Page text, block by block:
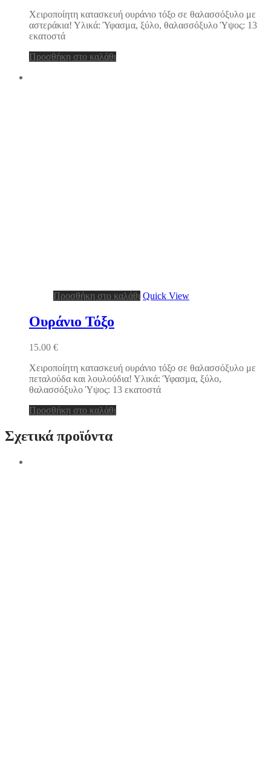
Χειροποίητη κατασκευή ουράνιο τόξο σε θαλασσόξυλο με
αστεράκια! Υλικά: Ύφασμα, ξύλο, θαλασσόξυλο Ύψος: 13
εκατοστά
Προσθήκη στο καλάθι
Προσθήκη στο καλάθι Quick View
Ουράνιο Τόξο
15.00 €
Χειροποίητη κατασκευή ουράνιο τόξο σε θαλασσόξυλο με
πεταλούδα και λουλούδια! Υλικά: Ύφασμα, ξύλο,
θαλασσόξυλο Ύψος: 13 εκατοστά
Προσθήκη στο καλάθι
Σχετικά προϊόντα